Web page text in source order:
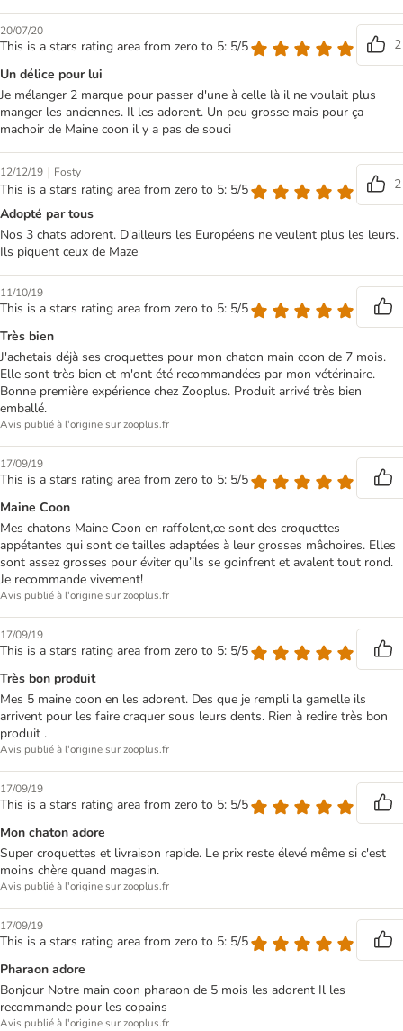
20/07/20
This is a stars rating area from zero to 5: 5/5
2
Un délice pour lui
Je mélanger 2 marque pour passer d'une à celle là il ne voulait plus
manger les anciennes. Il les adorent. Un peu grosse mais pour ça
machoir de Maine coon il y a pas de souci
12/12/19 | Fosty
This is a stars rating area from zero to 5: 5/5
2
Adopté par tous
Nos 3 chats adorent. D'ailleurs les Européens ne veulent plus les leurs.
Ils piquent ceux de Maze
11/10/19
This is a stars rating area from zero to 5: 5/5
Très bien
J'achetais déjà ses croquettes pour mon chaton main coon de 7 mois.
Elle sont très bien et m'ont été recommandées par mon vétérinaire.
Bonne première expérience chez Zooplus. Produit arrivé très bien
emballé.
Avis publié à l'origine sur zooplus.fr
17/09/19
This is a stars rating area from zero to 5: 5/5
Maine Coon
Mes chatons Maine Coon en raffolent,ce sont des croquettes
appétantes qui sont de tailles adaptées à leur grosses mâchoires. Elles
sont assez grosses pour éviter qu’ils se goinfrent et avalent tout rond.
Je recommande vivement!
Avis publié à l'origine sur zooplus.fr
17/09/19
This is a stars rating area from zero to 5: 5/5
Très bon produit
Mes 5 maine coon en les adorent. Des que je rempli la gamelle ils
arrivent pour les faire craquer sous leurs dents. Rien à redire très bon
produit .
Avis publié à l'origine sur zooplus.fr
17/09/19
This is a stars rating area from zero to 5: 5/5
Mon chaton adore
Super croquettes et livraison rapide. Le prix reste élevé même si c'est
moins chère quand magasin.
Avis publié à l'origine sur zooplus.fr
17/09/19
This is a stars rating area from zero to 5: 5/5
Pharaon adore
Bonjour Notre main coon pharaon de 5 mois les adorent Il les
recommande pour les copains
Avis publié à l'origine sur zooplus.fr